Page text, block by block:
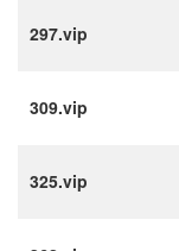
297.vip
309.vip
325.vip